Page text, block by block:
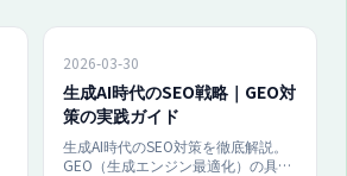
2026-03-30
生成AI時代のSEO戦略｜GEO対
策の実践ガイド
生成AI時代のSEO対策を徹底解説。
GEO（生成エンジン最適化）の具体